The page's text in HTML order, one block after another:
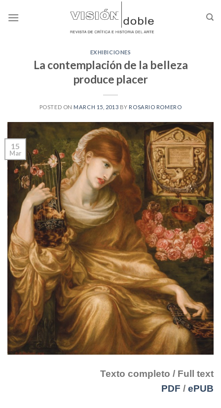
EXHIBICIONES
La contemplación de la belleza
produce placer
POSTED ON MARCH 15, 2013 BY ROSARIO ROMERO
15
Mar
Texto completo / Full text
PDF / ePUB